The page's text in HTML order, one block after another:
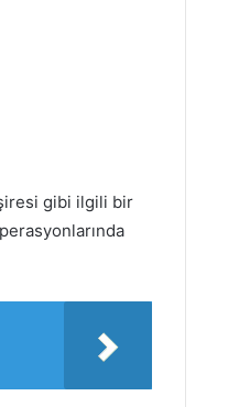
gibi ilgili bir